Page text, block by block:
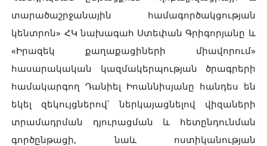
տարածաշրջանային համագործակցության
կենտրոն» ՀԿ նախագահ Ստեփան Գրիգորյանը և
«Իրազեկ քաղաքացիների միավորում»
հասարակական կազմակերպության ծրագրերի
համակարգող Դանիել Իոաննիսյանը հանդես են
եկել զեկույցներով՝ ներկայացնելով վիզաների
տրամադրման դյուրացման և հետընդունման
գործընթացի, նաև ոստիկանության